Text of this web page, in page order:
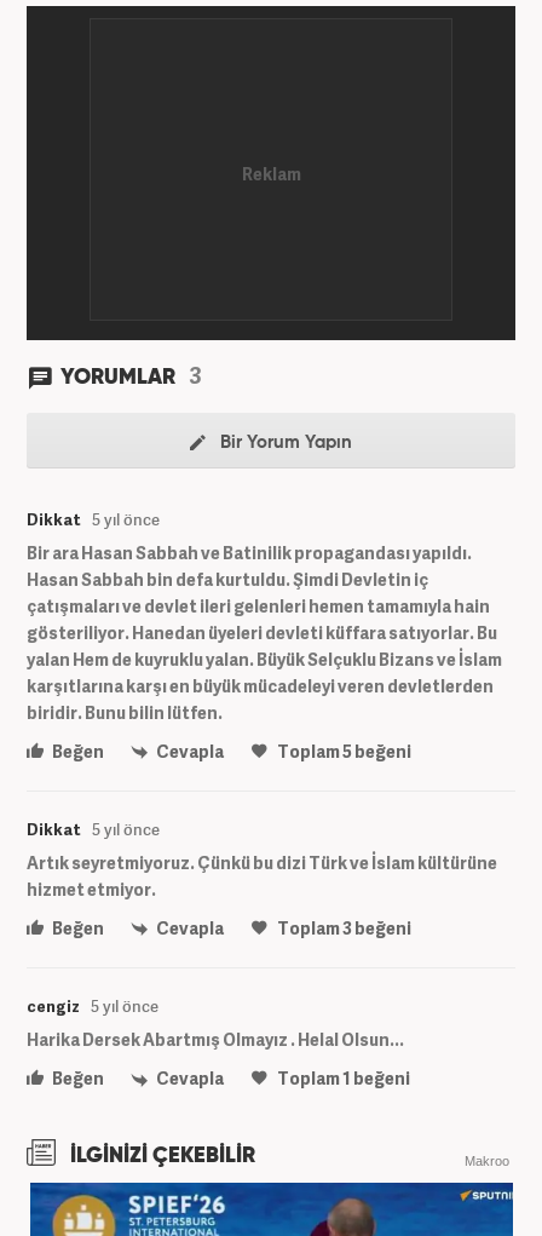
YORUMLAR 3
Bir Yorum Yapın
Dikkat 5 yıl önce
Bir ara Hasan Sabbah ve Batinilik propagandası yapıldı.
Hasan Sabbah bin defa kurtuldu. Şimdi Devletin iç
çatışmaları ve devlet ileri gelenleri hemen tamamıyla hain
gösteriliyor. Hanedan üyeleri devleti küffara satıyorlar. Bu
yalan Hem de kuyruklu yalan. Büyük Selçuklu Bizans ve İslam
karşıtlarına karşı en büyük mücadeleyi veren devletlerden
biridir. Bunu bilin lütfen.
Beğen
Cevapla Toplam5beğeni
Dikkat 5 yıl önce
Artık seyretmiyoruz. Çünkü bu dizi Türk ve İslam kültürüne
hizmet etmiyor.
Beğen
Cevapla Toplam3beğeni
cengiz 5 yıl önce
Harika Dersek Abartmış Olmayız . Helal Olsun...
Beğen
Cevapla Toplam1 beğeni
İLGİNİZİ ÇEKEBİLİR Makroo